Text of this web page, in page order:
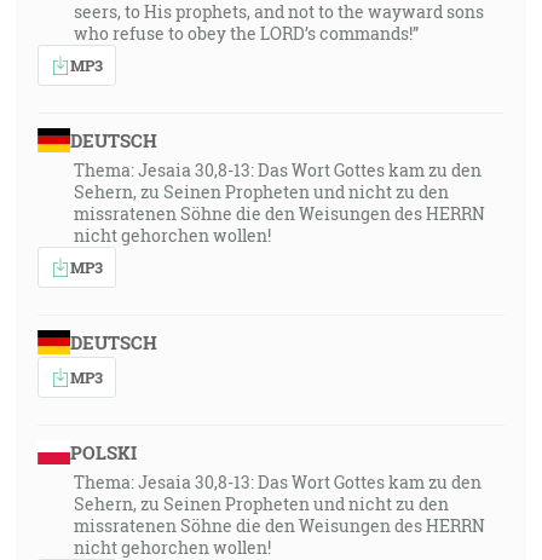
39:02
… potom my živí ponechaní budeme razom s nimi
takto budeme vždycky s Pánom. [1Te 4:17]
40:11
Ale nechceme, bratia, aby ste nevedeli o tých, ktorí
zosnuli, aby ste sa nermútili jako aj ostatní, ktorí
nemajú nádeje. Lebo ak veríme, že Ježiš zomrel i vstal
privedie s ním. Lebo to vám hovoríme slovom
Pánovým, že my živí, ponechaní do príchodu Pánovho,
istotne nepredstihneme tých, ktorí zosnuli. Lebo sám
trúbou Božou sostúpi s neba, a mŕtvi v Kristu vstanú
najprv; potom my živí ponechaní budeme razom s
nimi vychvátení v oblakoch v ústrety Pánovi do
povetria. A takto budeme vždycky s Pánom. [1Te 4:13-
seers, to His prophets, and not to the wayward sons
who refuse to obey the LORD’s commands!”
MP3
DEUTSCH
Thema: Jesaia 30,8-13: Das Wort Gottes kam zu den
Sehern, zu Seinen Propheten und nicht zu den
missratenen Söhne die den Weisungen des HERRN
nicht gehorchen wollen!
MP3
DEUTSCH
MP3
POLSKI
Thema: Jesaia 30,8-13: Das Wort Gottes kam zu den
Sehern, zu Seinen Propheten und nicht zu den
missratenen Söhne die den Weisungen des HERRN
nicht gehorchen wollen!